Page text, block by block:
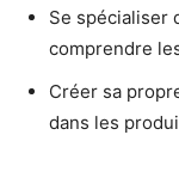
Se spécialiser
comprendre
Créer sa
dans les